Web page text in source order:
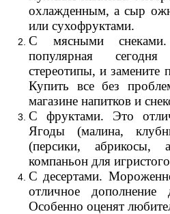
охлажденным, а сыр
или сухофруктами.
С мясными
популярная
стереотипы, и замените
Купить
все без
магазине напитков и
С фруктами. Это
Ягоды (малина,
(персики, абрикосы,
компаньон для
С десертами.
отличное дополнение
Особенно оценят